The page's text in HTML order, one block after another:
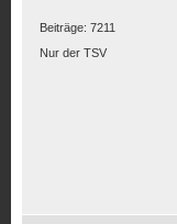
Beiträge: 7211
Nur der TSV